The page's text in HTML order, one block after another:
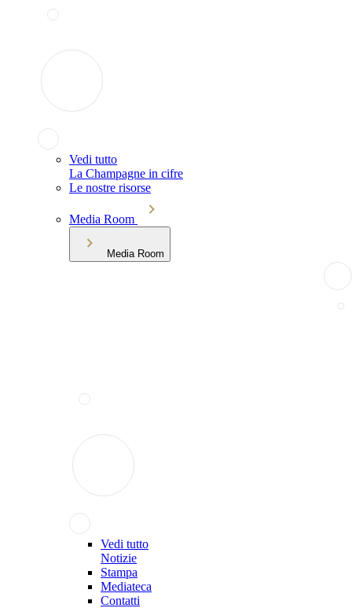
Vedi tutto
La Champagne in cifre
Le nostre risorse
Media Room
Media Room
Vedi tutto
Notizie
Stampa
Mediateca
Contatti